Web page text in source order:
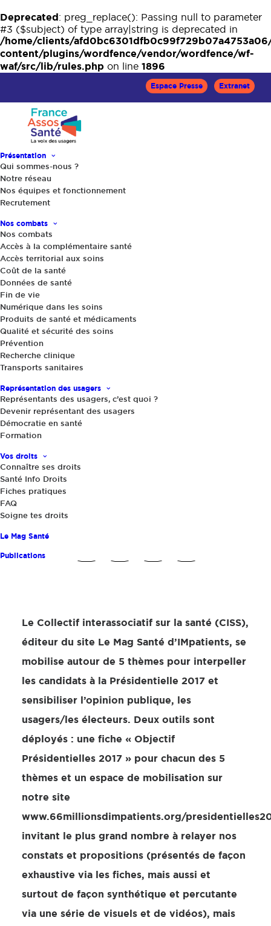
Deprecated: preg_replace(): Passing null to parameter
#3 ($subject) of type array|string is deprecated in
/home/clients/
content/plugins/wordfence/vendor/wordfence/wf-
waf/src/lib/rules.php on line 1896
Espace Presse Extranet
Présentation
Qui sommes-nous ?
Notre réseau
Nos équipes et fonctionnement
Recrutement
Nos combats
Nos combats
Accès à la complémentaire santé
Accès territorial aux soins
Coût de la santé
Données de santé
Fin de vie
Numérique dans les soins
Produits de santé et médicaments
Qualité et sécurité des soins
Prévention
Recherche clinique
Transports sanitaires
Représentation des usagers
Représentants des usagers, c’est quoi ?
Devenir représentant des usagers
Démocratie en santé
Formation
Vos droits
Connaître ses droits
Santé Info Droits
Fiches pratiques
FAQ
Soigne tes droits
Le Mag Santé
Publications
Accueil
« Objectif Présidentielles 2017 » : 5 thèmes de mobilisation
Actualités | 31 janvier 2017
« Objectif Présidentielles 2017 » : 5
thèmes de mobilisation
Le Collectif interassociatif sur la santé (CISS),
éditeur du site Le Mag Santé d’IMpatients, se
mobilise autour de 5 thèmes pour interpeller
les candidats à la Présidentielle 2017 et
sensibiliser l’opinion publique, les
usagers/les électeurs. Deux outils sont
déployés : une fiche « Objectif
Présidentielles 2017 » pour chacun des 5
thèmes et un espace de mobilisation sur
notre site
www.66millionsdimpatients.org/
invitant le plus grand nombre à relayer nos
constats et propositions (présentés de façon
exhaustive via les fiches, mais aussi et
surtout de façon synthétique et percutante
via une série de visuels et de vidéos), mais